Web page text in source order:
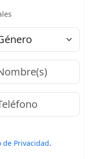
de Privacidad.